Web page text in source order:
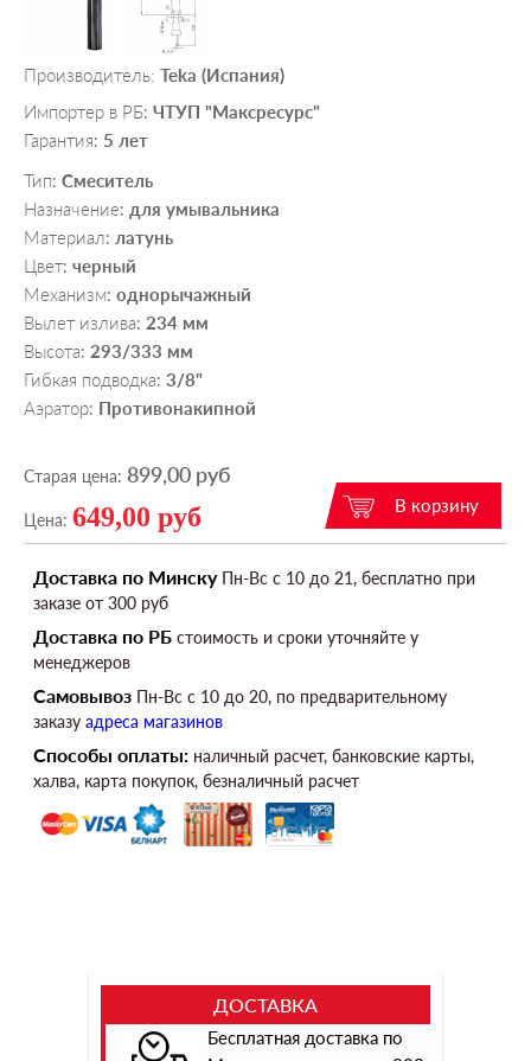
Производитель: Teka (Испания)
Импортер в РБ: ЧТУП "Максресурс"
Гарантия: 5 лет
Тип: Смеситель
Назначение: для умывальника
Материал: латунь
Цвет: черный
Механизм: однорычажный
Вылет излива: 234 мм
Высота: 293/333 мм
Гибкая подводка: 3/8"
Аэратор: Противонакипной
Старая цена: 899,00 руб
Цена: 649,00 руб
Доставка по МинскуПн-Вс c 10 до 21, бесплатно при
заказе от 300 руб
Доставка по РБ стоимость и сроки уточняйте у
менеджеров
Самовывоз Пн-Вс c 10 до 20, по предварительному
заказу адреса магазинов
Способы оплаты: наличный расчет, банковские карты,
халва, карта покупок, безналичный расчет
ДОСТАВКА
Бесплатная доставка по